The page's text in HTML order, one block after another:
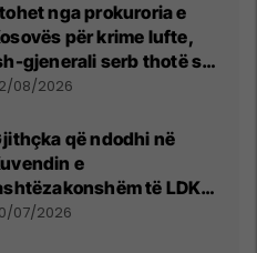
nga prokuroria e
për krime lufte,
gjenerali serb thotë se
e tradhtoi në
08/2026
që ndodhi në
e
të LDK-
07/2026